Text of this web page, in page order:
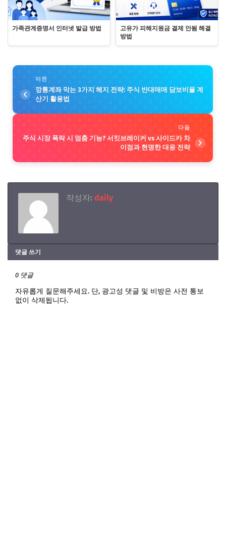
가족관계증명서 인터넷 발급 방법
고유가 피해지원금 결제 안됨 해결
방법
이전
깡통계좌 막는 3가지 헤지 전략: 주식 반대매매 담보비율 계
산기 활용법
다음
주식 시장 폭락 시 멈춤 기능? 서킷브레이커 vs 사이드카 차
이점과 현명한 대응 전략
작성자: daily
댓글 쓰기
0 댓글
자유롭게 질문해주세요. 단, 광고성 댓글 및 비방은 사전 통보
없이 삭제됩니다.